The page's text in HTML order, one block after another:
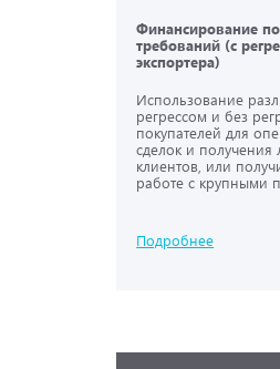
Финансирование
требований (с
экспортера)
Использование
регрессом и без
покупателей для
сделок и получения
клиентов, или
работе с крупными
Подробнее